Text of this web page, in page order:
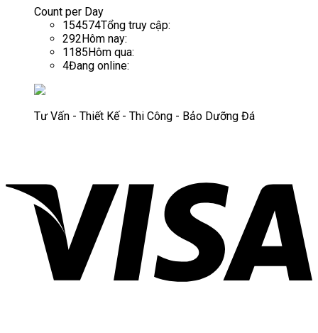
Count per Day
154574Tổng truy cập:
292 Hôm nay:
1185 Hôm qua:
4Đang online:
Tư Vấn - Thiết Kế - Thi Công - Bảo Dưỡng Đá